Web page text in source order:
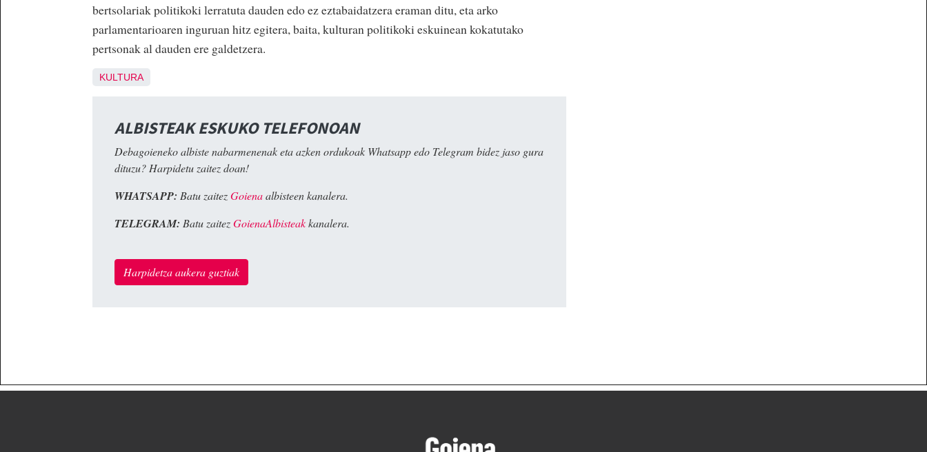
bertsolariak politikoki lerratuta dauden edo ez eztabaidatzera eraman ditu, eta arko
parlamentarioaren inguruan hitz egitera, baita, kulturan politikoki eskuinean kokatutako
pertsonak al dauden ere galdetzera.
KULTURA
ALBISTEAK ESKUKO TELEFONOAN
Debagoieneko albiste nabarmenenak eta azken ordukoak Whatsapp edo Telegram bidez jaso gura
dituzu? Harpidetu zaitez doan!
WHATSAPP: Batu zaitezGoienaalbisteen kanalera.
TELEGRAM: Batu zaitezGoienaAlbisteakkanalera.
Harpidetza aukera guztiak